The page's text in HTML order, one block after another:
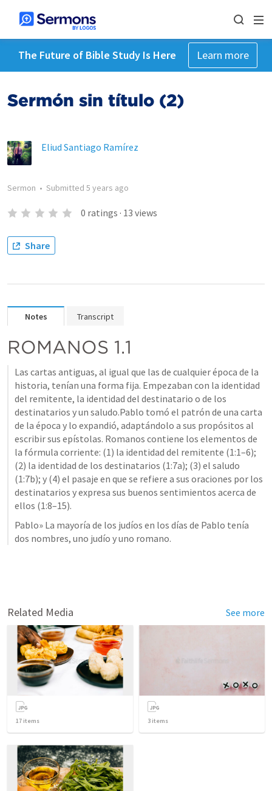
The Future of Bible Study Is Here Learn more
Sermón sin título (2)
Eliud Santiago Ramírez
Sermon • Submitted 5 years ago
0 ratings · 13 views
Share
Notes Transcript
ROMANOS 1.1
Las cartas antiguas, al igual que las de cualquier época de la
historia, tenían una forma fija. Empezaban con la identidad
del remitente, la identidad del destinatario o de los
destinatarios y un saludo.Pablo tomó el patrón de una carta
de la época y lo expandió, adaptándolo a sus propósitos al
escribir sus epístolas. Romanos contiene los elementos de
la fórmula corriente: (1) la identidad del remitente (1:1–6);
(2) la identidad de los destinatarios (1:7a); (3) el saludo
(1:7b); y (4) el pasaje en que se refiere a sus oraciones por los
destinatarios y expresa sus buenos sentimientos acerca de
ellos (1:8–15).
Pablo» La mayoría de los judíos en los días de Pablo tenía
dos nombres, uno judío y uno romano.
Related Media See more
17 items 3 items